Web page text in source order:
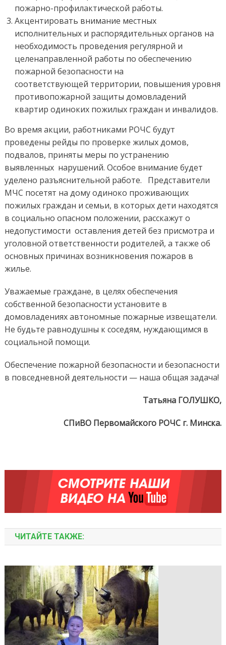
пожарно-профилактической работы.
Акцентировать внимание местных
исполнительных и распорядительных органов на
необходимость проведения регулярной и
целенаправленной работы по обеспечению
пожарной безопасности на
соответствующей территории, повышения уровня
противопожарной защиты домовладений
квартир одиноких пожилых граждан и инвалидов.
Во время акции, работниками РОЧС будут
проведены рейды по проверке жилых домов,
подвалов, приняты меры по устранению
выявленных нарушений. Особое внимание будет
уделено разъяснительной работе. Представители
МЧС посетят на дому одиноко проживающих
пожилых граждан и семьи, в которых дети находятся
в социально опасном положении, расскажут о
недопустимости оставления детей без присмотра и
уголовной ответственности родителей, а также об
основных причинах возникновения пожаров в
жилье.
Уважаемые граждане, в целях обеспечения
собственной безопасности установите в
домовладениях автономные пожарные извещатели.
Не будьте равнодушны к соседям, нуждающимся в
социальной помощи.
Обеспечение пожарной безопасности и безопасности
в повседневной деятельности — наша общая задача!
Татьяна ГОЛУШКО,
СПиВО Первомайского РОЧС г. Минска.
ЧИТАЙТЕ ТАКЖЕ: